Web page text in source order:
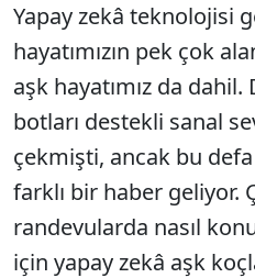
Yapay zekâ teknolojisi
hayatımızın pek çok
aşk hayatımız da
botları destekli sanal
çekmişti, ancak bu
farklı bir haber geliyor.
randevularda nasıl
için yapay zekâ aşk